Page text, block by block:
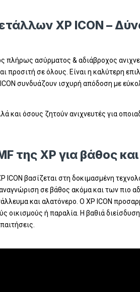
XP ICON –
πλήρως ασύρματος & αδιάβροχος
προσιτή σε όλους. Είναι η καλύτερη
συνδυάζουν ισχυρή απόδοση με
και όσους ζητούν ανιχνευτές για
της XP για βάθος και
ICON βασίζεται στη δοκιμασμένη
αναγνώριση σε βάθος ακόμα και των
και αλατόνερο. Ο XP ICON
οικισμούς ή παραλία. Η βαθιά